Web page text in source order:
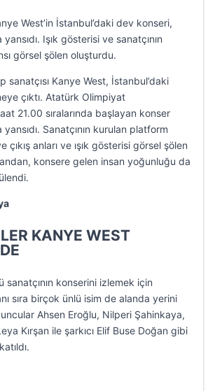
West’in İstanbul’daki dev konseri,
Işık gösterisi ve sanatçının
görsel şölen oluşturdu.
sanatçısı Kanye West, İstanbul’daki
çıktı. Atatürk Olimpiyat
21.00 sıralarında başlayan konser
Sanatçının kurulan platform
çıkış anları ve ışık gösterisi görsel şölen
konsere gelen insan yoğunluğu da
KANYE WEST
sanatçının konserini izlemek için
sıra birçok ünlü isim de alanda yerini
Ahsen Eroğlu, Nilperi Şahinkaya,
Kırşan ile şarkıcı Elif Buse Doğan gibi